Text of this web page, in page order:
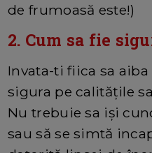
de frumoasă este!)
2. Cum sa fie
Invata-ti fiica sa
sigura pe calităţile
Nu trebuie sa işi
sau să se simtă